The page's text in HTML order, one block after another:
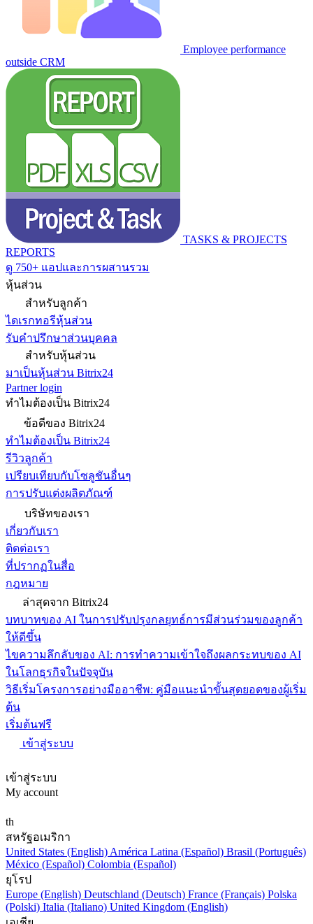
Employee performance
outside CRM
TASKS & PROJECTS
REPORTS
ดู 750+ แอปและการผสานรวม
หุ้นส่วน
สำหรับลูกค้า
ไดเรกทอรีหุ้นส่วน
รับคำปรึกษาส่วนบุคคล
สำหรับหุ้นส่วน
มาเป็นหุ้นส่วน Bitrix24
Partner login
ทำไมต้องเป็น Bitrix24
ข้อดีของ Bitrix24
ทำไมต้องเป็น Bitrix24
รีวิวลูกค้า
เปรียบเทียบกับโซลูชันอื่นๆ
การปรับแต่งผลิตภัณฑ์
บริษัทของเรา
เกี่ยวกับเรา
ติดต่อเรา
ที่ปรากฏในสื่อ
กฎหมาย
ล่าสุดจาก Bitrix24
บทบาทของ AI ในการปรับปรุงกลยุทธ์การมีส่วนร่วมของลูกค้า
ให้ดีขึ้น
ไขความลึกลับของ AI: การทำความเข้าใจถึงผลกระทบของ AI
ในโลกธุรกิจในปัจจุบัน
วิธีเริ่มโครงการอย่างมืออาชีพ: คู่มือแนะนำขั้นสุดยอดของผู้เริ่ม
ต้น
เริ่มต้นฟรี
เข้าสู่ระบบ
เข้าสู่ระบบ
My account
th
สหรัฐอเมริกา
United States (English) América Latina (Español) Brasil (Português)
México (Español) Colombia (Español)
ยุโรป
Europe (English) Deutschland (Deutsch) France (Français) Polska
(Polski) Italia (Italiano) United Kingdom (English)